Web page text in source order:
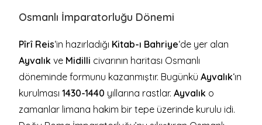
Osmanlı İmparatorluğu Dönemi
Pîrî Reis‘in hazırladığı Kitab-ı Bahriye‘de yer alan
Ayvalık ve Midilli civarının haritası Osmanlı
döneminde formunu kazanmıştır. BugünküAyvalık‘ın
kurulması1430-1440 yıllarına rastlar.Ayvalık o
zamanlar limana hakim bir tepe üzerinde kurulu idi.